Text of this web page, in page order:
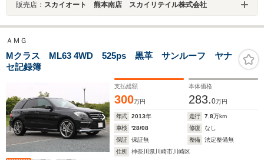
販売店： スカイオート 熊本南店 スカイリテイル株式会社
ＡＭＧ
Mクラス ML63 4WD 525ps 黒革 サンルーフ ヤナ
セ記録簿
支払総額
300万円
本体価格
283.0万円
年式 2013年 走行 7.8万km
車検
'28/08 修復
なし
保証
保証無 整備
法定整備無
住所
神奈川県川崎市川崎区